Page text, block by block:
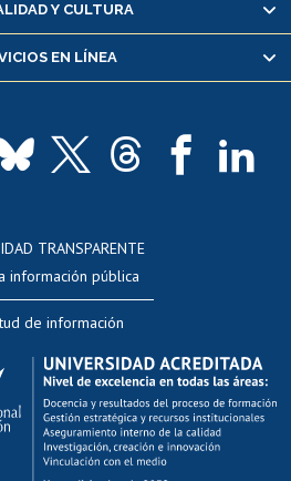
médico y dental
y crédito alumnos
Docentes
docente
académica
al AUCAI
os
de capacitación
Y CULTURA
EN LÍNEA
TRANSPARENTE
información pública
de información